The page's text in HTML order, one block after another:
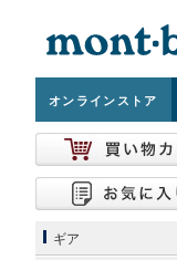
オンラインストア
ギア